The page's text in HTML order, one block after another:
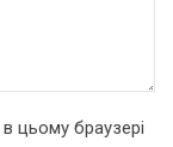
цьому браузері